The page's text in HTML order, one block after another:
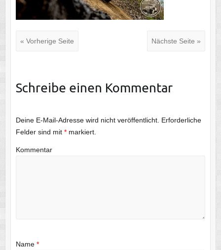
« Vorherige Seite Nächste Seite »
Schreibe einen Kommentar
Deine E-Mail-Adresse wird nicht veröffentlicht. Erforderliche
Felder sind mit *markiert.
Kommentar
Name *